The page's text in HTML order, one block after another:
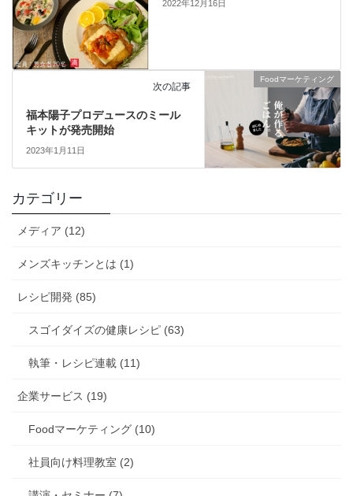
2022年12月16日
Foodマーケティング
次の記事
福本陽子プロデュースのミール
キットが発売開始
2023年1月11日
カテゴリー
メディア (12)
メンズキッチンとは (1)
レシピ開発 (85)
スゴイダイズの健康レシピ (63)
執筆・レシピ連載 (11)
企業サービス (19)
Foodマーケティング (10)
社員向け料理教室 (2)